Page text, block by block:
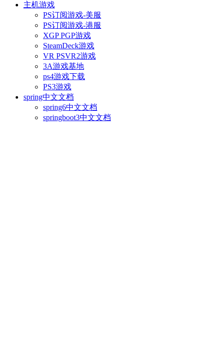
主机游戏
PS订阅游戏-美服
PS订阅游戏-港服
XGP PGP游戏
SteamDeck游戏
VR PSVR2游戏
3A游戏基地
ps4游戏下载
PS3游戏
spring中文文档
spring6中文文档
springboot3中文文档